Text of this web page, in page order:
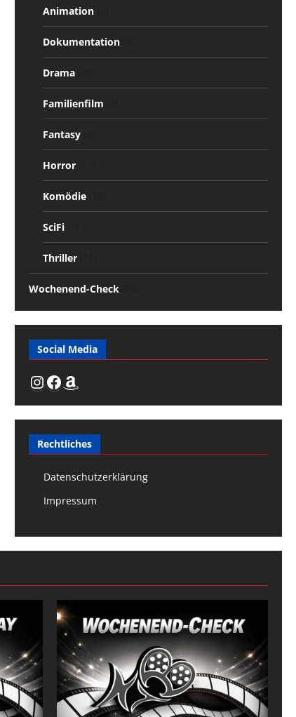
Animation(5)
Dokumentation(9)
Drama(38)
Familienfilm
Fantasy(3)
Horror(17)
Komödie(18)
SciFi(7)
Thriller(11)
Wochenend-Check(25)
Social Media
Instagram
Facebook
Amazon
Rechtliches
Datenschutzerklärung
Impressum